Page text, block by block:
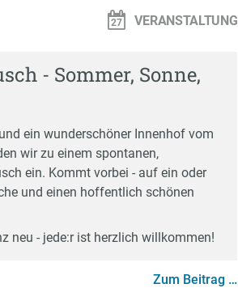
VERANSTALTUNG
- Sommer, Sonne,
ein wunderschöner Innenhof vom
wir zu einem spontanen,
ein. Kommt vorbei - auf ein oder
und einen hoffentlich schönen
neu - jede:r ist herzlich willkommen!
Zum Beitrag …